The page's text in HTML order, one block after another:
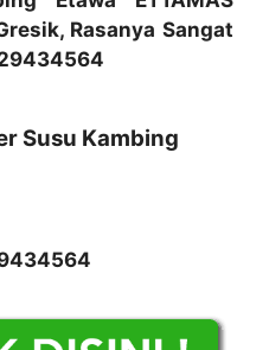
Rasanya Sangat
Susu Kambing